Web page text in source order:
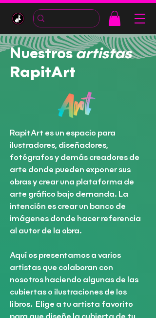
Nuestrosartistas
RapitArt
RapitArt es un espacio para
ilustradores, diseñadores,
fotógrafos y demás creadores de
arte donde pueden exponer sus
obras y crear una plataforma de
arte gráfico bajo demanda. La
intención es crear un banco de
imágenes donde hacer referencia
al autor de la obra.
Aquí os presentamos a varios
artistas que colaboran con
nosotros haciendo algunas de las
cubiertas o ilustraciones de los
libros. ​Elige a tu artista favorito